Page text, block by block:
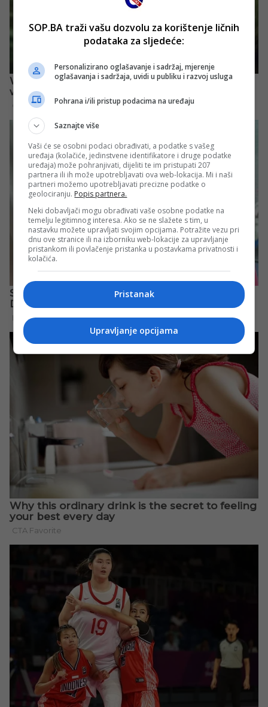
SOP.BA traži vašu dozvolu za korištenje ličnih
podataka za sljedeće:
Personalizirano oglašavanje i sadržaj, mjerenje
oglašavanja i sadržaja, uvidi u publiku i razvoj usluga
Pohrana i/ili pristup podacima na uređaju
Saznajte više
Vaši će se osobni podaci obrađivati, a podatke s vašeg
uređaja (kolačiće, jedinstvene identifikatore i druge podatke
uređaja) može pohranjivati, dijeliti te im pristupati 207
partnera ili ih može upotrebljavati ova web-lokacija. Mi i naši
partneri možemo upotrebljavati precizne podatke o
geolociranju. Popis partnera.
Neki dobavljači mogu obrađivati vaše osobne podatke na
temelju legitimnog interesa. Ako se ne slažete s tim, u
nastavku možete upravljati svojim opcijama. Potražite vezu pri
dnu ove stranice ili na izborniku web-lokacije za upravljanje
pristankom ili povlačenje pristanka u postavkama privatnosti i
kolačića.
Pristanak
Upravljanje opcijama